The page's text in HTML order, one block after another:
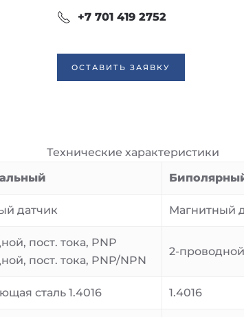
+7 701 419 2752
ОСТАВИТЬ ЗАЯВКУ
Технические характеристики
датчик Магнитный
пост. тока, PNP
пост. тока, PNP/NPN
2-
сталь 1.4016 1.4016